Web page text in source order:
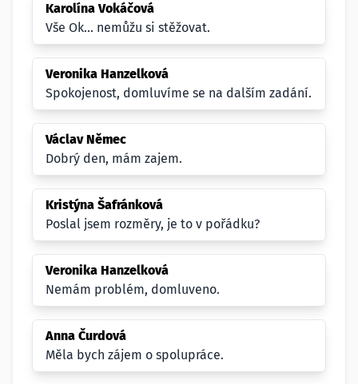
Karolína Vokáčová
Vše Ok... nemůžu si stěžovat.
Veronika Hanzelková
Spokojenost, domluvíme se na dalším zadání.
Václav Němec
Dobrý den, mám zajem.
Kristýna Šafránková
Poslal jsem rozměry, je to v pořádku?
Veronika Hanzelková
Nemám problém, domluveno.
Anna Čurdová
Měla bych zájem o spolupráce.